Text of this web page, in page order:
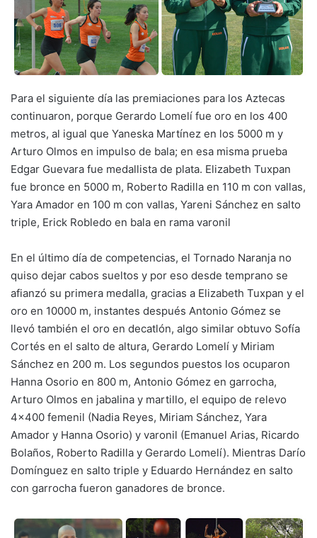
Para el siguiente día las premiaciones para los Aztecas
continuaron, porque Gerardo Lomelí fue oro en los 400
metros, al igual que Yaneska Martínez en los 5000 m y
Arturo Olmos en impulso de bala; en esa misma prueba
Edgar Guevara fue medallista de plata. Elizabeth Tuxpan
fue bronce en 5000 m, Roberto Radilla en 110 m con vallas,
Yara Amador en 100 m con vallas, Yareni Sánchez en salto
triple, Erick Robledo en bala en rama varonil
En el último día de competencias, el Tornado Naranja no
quiso dejar cabos sueltos y por eso desde temprano se
afianzó su primera medalla, gracias a Elizabeth Tuxpan y el
oro en 10000 m, instantes después Antonio Gómez se
llevó también el oro en decatlón, algo similar obtuvo Sofía
Cortés en el salto de altura, Gerardo Lomelí y Miriam
Sánchez en 200 m. Los segundos puestos los ocuparon
Hanna Osorio en 800 m, Antonio Gómez en garrocha,
Arturo Olmos en jabalina y martillo, el equipo de relevo
4×400 femenil (Nadia Reyes, Miriam Sánchez, Yara
Amador y Hanna Osorio) y varonil (Emanuel Arias, Ricardo
Bolaños, Roberto Radilla y Gerardo Lomelí). Mientras Darío
Domínguez en salto triple y Eduardo Hernández en salto
con garrocha fueron ganadores de bronce.